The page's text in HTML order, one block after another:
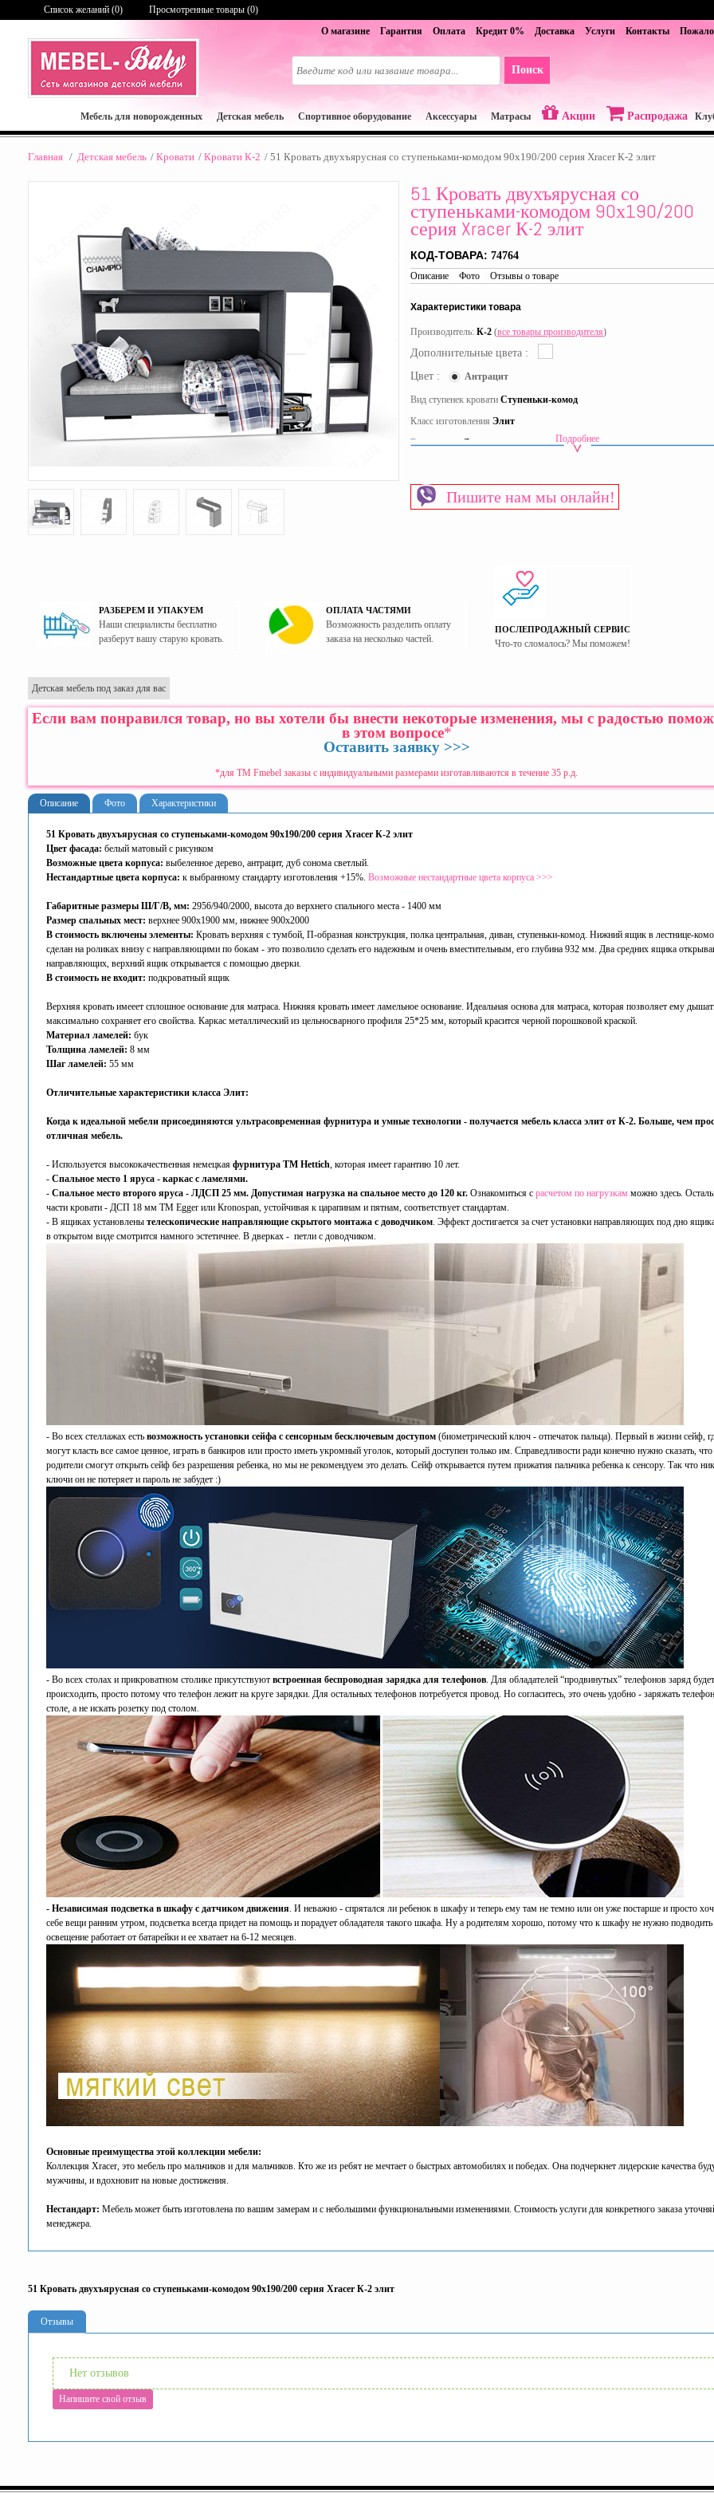
О магазине Гарантия Оплата Кредит 0% Доставка Услуги Контакты
Список желаний (0) Просмотренные товары (0)
Мебель для новорожденных Детская мебель Спортивное оборудование Аксессуары Матрасы Акции Распродажа
Главная / Детская мебель / Кровати / Кровати К-2 / 51 Кровать двухъярусная со ступеньками-комодом 90х190/200 серия Xracer К-2 элит
51 Кровать двухъярусная со
ступеньками-комодом 90х190/200
серия Xracer К-2 элит
КОД-ТОВАРА: 74764
Описание Фото Отзывы о товаре
Характеристики товара
Производитель: К-2 (все товары производителя)
Дополнительные цвета :
Цвет :
Антрацит
Вид ступенек кровати Ступеньки-комод
Класс изготовления Элит
Вид кровати Двухъярусные кровати
Материал столешницы ЛДСП
Пол Для мальчиков
Подробнее
Пишите нам мы онлайн!
РАЗБЕРЕМ И УПАКУЕМ
Наши специалисты бесплатно
разберут вашу старую кровать.
ОПЛАТА ЧАСТЯМИ
Возможность разделить оплату
заказа на несколько частей.
ПОСЛЕПРОДАЖНЫЙ СЕРВИС
Что-то сломалось? Мы поможем!
Детская мебель под заказ для вас
Если вам понравился товар, но вы хотели бы внести некоторые изменения, мы с радостью
в этом вопросе*
Оставить заявку >>>
*для ТМ Fmebel заказы с индивидуальными размерами изготавливаются в течение 35 р.д.
Описание Фото Характеристики
51 Кровать двухъярусная со ступеньками-комодом 90х190/200 серия Xracer К-2 элит
Цвет фасада: белый матовый с рисунком
Возможные цвета корпуса: выбеленное дерево, антрацит, дуб сонома светлый.
Нестандартные цвета корпуса: к выбранному стандарту изготовления +15%. Возможные нестандартные цвета корпуса >>>
Габаритные размеры Ш/Г/В, мм: 2956/940/2000, высота до верхнего спального места - 1400 мм
Размер спальных мест: верхнее 900х1900 мм, нижнее 900х2000
В стоимость включены элементы: Кровать верхняя с тумбой, П-образная конструкция, полка центральная, диван, ступеньки-комод. Нижний ящик в лестнице-
сделан на роликах внизу с направляющими по бокам - это позволило сделать его надежным и очень вместительным, его глубина 932 мм. Два средних ящика
направляющих, верхний ящик открывается с помощью дверки.
В стоимость не входит: подкроватный ящик
Верхняя кровать имееет сплошное основание для матраса. Нижняя кровать имеет ламельное основание. Идеальная основа для матраса, которая позволяет ему
максимально сохраняет его свойства. Каркас металлический из цельносварного профиля 25*25 мм, который красится черной порошковой краской.
Материал ламелей: бук
Толщина ламелей: 8 мм
Шаг ламелей: 55 мм
Отличительные характеристики класса Элит:
Когда к идеальной мебели присоединяются ультрасовременная фурнитура и умные технологии - получается мебель класса элит от К-2. Больше, чем
отличная мебель.
- Используется высококачественная немецкая фурнитура ТМ Hettich, которая имеет гарантию 10 лет.
- Спальное место 1 яруса - каркас с ламелями.
- Спальное место второго яруса - ЛДСП 25 мм. Допустимая нагрузка на спальное место до 120 кг. Ознакомиться с расчетом по нагрузкам можно здесь.
части кровати - ДСП 18 мм ТМ Egger или Кronospan, устойчивая к царапинам и пятнам, соответствует стандартам.
- В ящиках установлены телескопические направляющие скрытого монтажа c доводчиком. Эффект достигается за счет установки направляющих под дно
в открытом виде смотрится намного эстетичнее. В дверках - петли с доводчиком.
- Во всех стеллажах есть возможность установки сейфа с сенсорным бесключевым доступом (биометрический ключ - отпечаток пальца). Первый в жизни сейф,
могут класть все самое ценное, играть в банкиров или просто иметь укромный уголок, который доступен только им. Справедливости ради конечно нужно сказать, что
родители смогут открыть сейф без разрешения ребенка, но мы не рекомендуем это делать. Сейф открывается путем прижатия пальчика ребенка к сенсору. Так что
ключи он не потеряет и пароль не забудет :)
- Во всех столах и прикроватном столике присутствуют встроенная беспроводная зарядка для телефонов. Для обладателей “продвинутых” телефонов заряд будет
происходить, просто потому что телефон лежит на круге зарядки. Для остальных телефонов потребуется провод. Но согласитесь, это очень удобно - заряжать
столе, а не искать розетку под столом.
- Независимая подсветка в шкафу с датчиком движения. И неважно - спрятался ли ребенок в шкафу и теперь ему там не темно или он уже постарше и просто
себе вещи ранним утром, подсветка всегда придет на помощь и порадует обладателя такого шкафа. Ну а родителям хорошо, потому что к шкафу не нужно
освещение работает от батарейки и ее хватает на 6-12 месяцев.
Основные преимущества этой коллекции мебели:
Коллекция Xracer, это мебель про мальчиков и для мальчиков. Кто же из ребят не мечтает о быстрых автомобилях и победах. Она подчеркнет лидерские качества
мужчины, и вдохновит на новые достижения.
Нестандарт: Мебель может быть изготовлена по вашим замерам и с небольшими функциональными изменениями. Стоимость услуги для конкретного заказа
менеджера.
51 Кровать двухъярусная со ступеньками-комодом 90х190/200 серия Xracer К-2 элит
Отзывы
Нет отзывов
Напишите свой отзыв